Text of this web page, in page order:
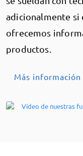
adicionalmente si
ofrecemos
productos.
Más información